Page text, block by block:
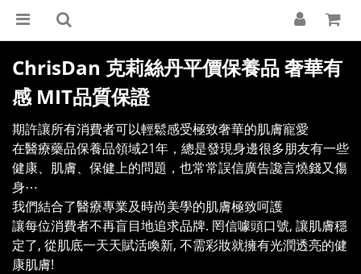
ChrisDan 克莉絲丹平價保養品 奢華有
感 MIT品質保證
期許讓所有消費者可以輕鬆感受極致奢華的肌膚寵愛
在醫療藥品保養品領域21年，總是發現身邊很多朋友有一些
健康、肌膚、保健上的問題，也常常誤信廣告讒言燒錢又傷
身⋯
我們結合了醫療專業及時尚美學的肌膚極致呵護
讓每位消費者不再盲目地追求品牌. 罔信噱頭口號, 讓肌膚穩
定了, 從肌底一天天賦活喚新, 不需彩妝就擁有光潤透亮的健
康肌膚!